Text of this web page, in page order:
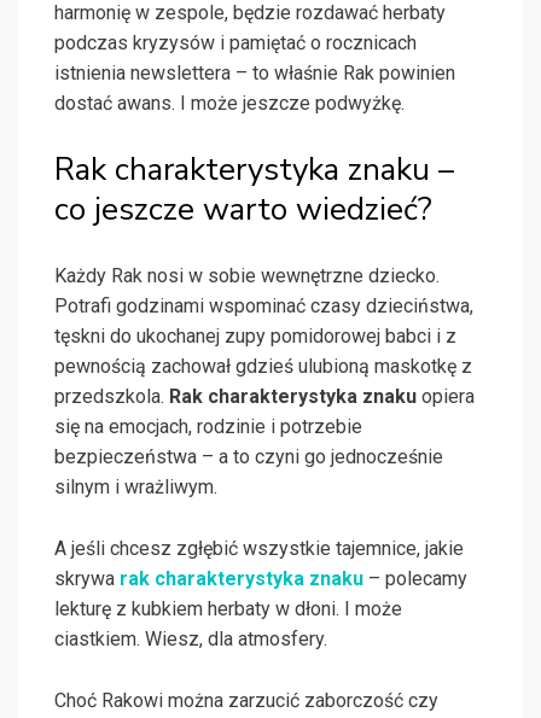
harmonię w zespole, będzie rozdawać herbaty
podczas kryzysów i pamiętać o rocznicach
istnienia newslettera – to właśnie Rak powinien
dostać awans. I może jeszcze podwyżkę.
Rak charakterystyka znaku –
co jeszcze warto wiedzieć?
Każdy Rak nosi w sobie wewnętrzne dziecko.
Potrafi godzinami wspominać czasy dzieciństwa,
tęskni do ukochanej zupy pomidorowej babci i z
pewnością zachował gdzieś ulubioną maskotkę z
przedszkola. Rak charakterystyka znaku opiera
się na emocjach, rodzinie i potrzebie
bezpieczeństwa – a to czyni go jednocześnie
silnym i wrażliwym.
A jeśli chcesz zgłębić wszystkie tajemnice, jakie
skrywa rak charakterystyka znaku – polecamy
lekturę z kubkiem herbaty w dłoni. I może
ciastkiem. Wiesz, dla atmosfery.
Choć Rakowi można zarzucić zaborczość czy